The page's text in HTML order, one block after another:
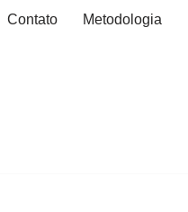
Contato Metodologia